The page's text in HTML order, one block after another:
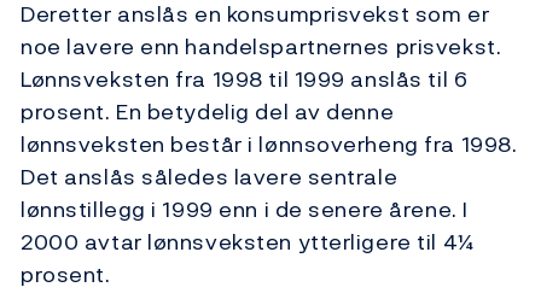
Deretter anslås en konsumprisvekst som er
noe lavere enn handelspartnernes prisvekst.
Lønnsveksten fra 1998 til 1999 anslås til 6
prosent. En betydelig del av denne
lønnsveksten består i lønnsoverheng fra 1998.
Det anslås således lavere sentrale
lønnstillegg i 1999 enn i de senere årene. I
2000 avtar lønnsveksten ytterligere til 4¼
prosent.